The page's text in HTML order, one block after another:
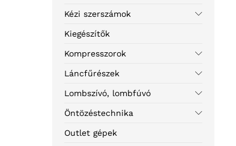
Kézi szerszámok
Kiegészítők
Kompresszorok
Láncfűrészek
Lombszívó, lombfúvó
Öntözéstechnika
Outlet gépek